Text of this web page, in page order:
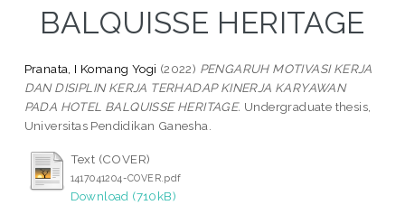
BALQUISSE HERITAGE
Pranata, I Komang Yogi (2022) PENGARUH MOTIVASI KERJA
DAN DISIPLIN KERJA TERHADAP KINERJA KARYAWAN
PADA HOTEL BALQUISSE HERITAGE. Undergraduate thesis,
Universitas Pendidikan Ganesha.
Text (COVER)
1417041204-COVER.pdf
Download (710kB)